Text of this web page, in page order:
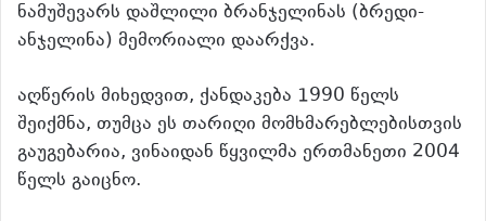
ნამუშევარს დაშლილი ბრანჯელინას (ბრედი-
ანჯელინა) მემორიალი დაარქვა.
აღწერის მიხედვით, ქანდაკება 1990 წელს
შეიქმნა, თუმცა ეს თარიღი მომხმარებლებისთვის
გაუგებარია, ვინაიდან წყვილმა ერთმანეთი 2004
წელს გაიცნო.